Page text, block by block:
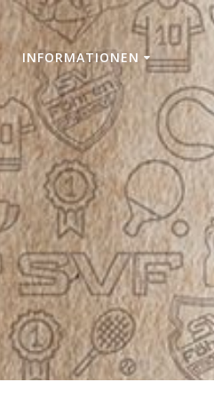
INFORMATIONEN